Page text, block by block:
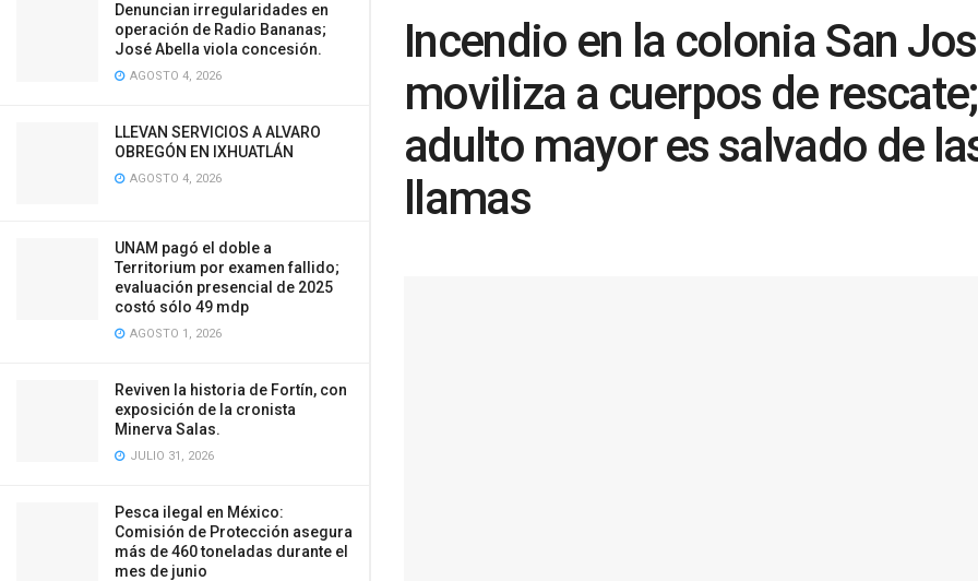
Denuncian irregularidades en
operación de Radio Bananas;
José Abella viola concesión.
AGOSTO 4, 2026
LLEVAN SERVICIOS A ALVARO
OBREGÓN EN IXHUATLÁN
AGOSTO 4, 2026
UNAM pagó el doble a
Territorium por examen fallido;
evaluación presencial de 2025
costó sólo 49 mdp
AGOSTO 1, 2026
Reviven la historia de Fortín, con
exposición de la cronista
Minerva Salas.
JULIO 31, 2026
Pesca ilegal en México:
Comisión de Protección asegura
más de 460 toneladas durante el
mes de junio
Incendio en la colonia San
moviliza a cuerpos de rescate;
adulto mayor es salvado de
llamas